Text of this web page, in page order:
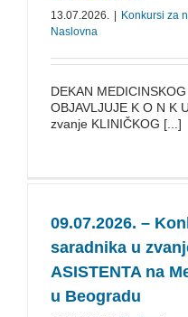
13.07.2026. Konkursi za
Naslovna
DEKAN
OBJAVLJUJE K O N K
zvanje KLINIČKOG [...]
09.07.2026. –
saradnika u
ASISTENTA na
u Beogradu